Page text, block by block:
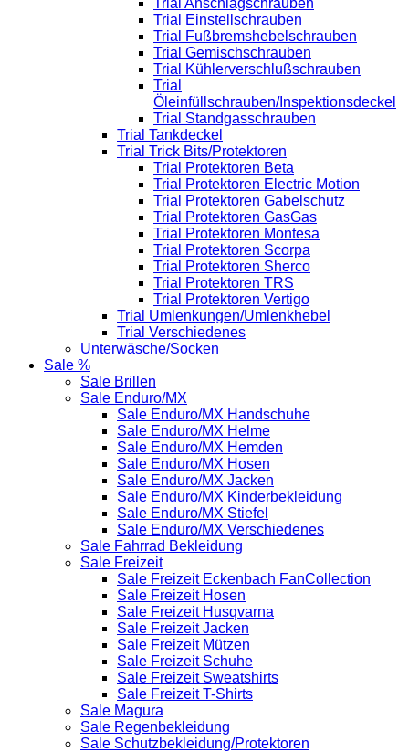
Trial Anschlagschrauben
Trial Einstellschrauben
Trial Fußbremshebelschrauben
Trial Gemischschrauben
Trial Kühlerverschlußschrauben
Trial
Öleinfüllschrauben/Inspektionsdeckel
Trial Standgasschrauben
Trial Tankdeckel
Trial Trick Bits/Protektoren
Trial Protektoren Beta
Trial Protektoren Electric Motion
Trial Protektoren Gabelschutz
Trial Protektoren GasGas
Trial Protektoren Montesa
Trial Protektoren Scorpa
Trial Protektoren Sherco
Trial Protektoren TRS
Trial Protektoren Vertigo
Trial Umlenkungen/Umlenkhebel
Trial Verschiedenes
Unterwäsche/Socken
Sale %
Sale Brillen
Sale Enduro/MX
Sale Enduro/MX Handschuhe
Sale Enduro/MX Helme
Sale Enduro/MX Hemden
Sale Enduro/MX Hosen
Sale Enduro/MX Jacken
Sale Enduro/MX Kinderbekleidung
Sale Enduro/MX Stiefel
Sale Enduro/MX Verschiedenes
Sale Fahrrad Bekleidung
Sale Freizeit
Sale Freizeit Eckenbach FanCollection
Sale Freizeit Hosen
Sale Freizeit Husqvarna
Sale Freizeit Jacken
Sale Freizeit Mützen
Sale Freizeit Schuhe
Sale Freizeit Sweatshirts
Sale Freizeit T-Shirts
Sale Magura
Sale Regenbekleidung
Sale Schutzbekleidung/Protektoren